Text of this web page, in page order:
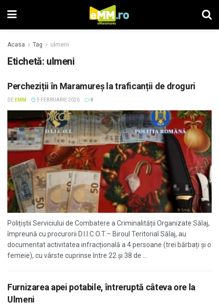
Acasa Tag ulmeni
Etichetă: ulmeni
Percheziții în Maramureș la traficanții de droguri
DE EMM 5 FEBRUARIE 2026 0
Polițiștii Serviciului de Combatere a Criminalității Organizate Sălaj,
împreună cu procurorii D.I.I.C.O.T.– Biroul Teritorial Sălaj, au
documentat activitatea infracțională a 4 persoane (trei bărbați și o
femeie), cu vârste cuprinse între 22 și 38 de ...
Furnizarea apei potabile, întreruptă câteva ore la
Ulmeni